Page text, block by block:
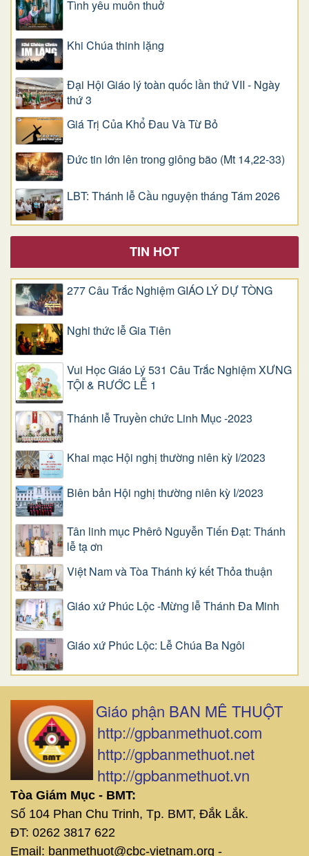
Tình yêu muôn thuở
Khi Chúa thinh lặng
Đại Hội Giáo lý toàn quốc lần thứ VII - Ngày
thứ 3
Giá Trị Của Khổ Ðau Và Từ Bỏ
Đức tin lớn lên trong giông bão (Mt 14,22-33)
LBT: Thánh lễ Cầu nguyện tháng Tám 2026
TIN HOT
277 Câu Trắc Nghiệm GIÁO LÝ DỰ TÒNG
Nghi thức lễ Gia Tiên
Vui Học Giáo Lý 531 Câu Trắc Nghiệm XƯNG
TỘI & RƯỚC LỄ 1
Thánh lễ Truyền chức Linh Mục -2023
Khai mạc Hội nghị thường niên kỳ I/2023
Biên bản Hội nghị thường niên kỳ I/2023
Tân linh mục Phêrô Nguyễn Tiến Đạt: Thánh
lễ tạ ơn
Việt Nam và Tòa Thánh ký kết Thỏa thuận
Giáo xứ Phúc Lộc -Mừng lễ Thánh Đa Minh
Giáo xứ Phúc Lộc: Lễ Chúa Ba Ngôi
Giáo phận BAN MÊ THUỘT
http://gpbanmethuot.com
http://gpbanmethuot.net
http://gpbanmethuot.vn
Tòa Giám Mục - BMT:
Số 104 Phan Chu Trinh, Tp. BMT, Đắk Lắk.
ĐT: 0262 3817 622
Email: banmethuot@cbc-vietnam.org -